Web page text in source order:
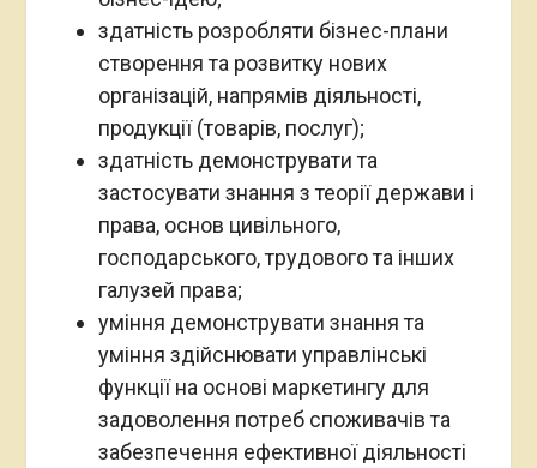
здатність розробляти бізнес-плани
створення та розвитку нових
організацій, напрямів діяльності,
продукції (товарів, послуг);
здатність демонструвати та
застосувати знання з теорії держави і
права, основ цивільного,
господарського, трудового та інших
галузей права;
уміння демонструвати знання та
уміння здійснювати управлінські
функції на основі маркетингу для
задоволення потреб споживачів та
забезпечення ефективної діяльності